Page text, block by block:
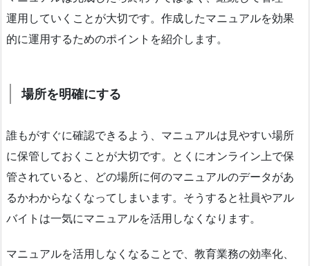
運用していくことが大切です。作成したマニュアルを効果
的に運用するためのポイントを紹介します。
場所を明確にする
誰もがすぐに確認できるよう、マニュアルは見やすい場所
に保管しておくことが大切です。とくにオンライン上で保
管されていると、どの場所に何のマニュアルのデータがあ
るかわからなくなってしまいます。そうすると社員やアル
バイトは一気にマニュアルを活用しなくなります。
マニュアルを活用しなくなることで、教育業務の効率化、